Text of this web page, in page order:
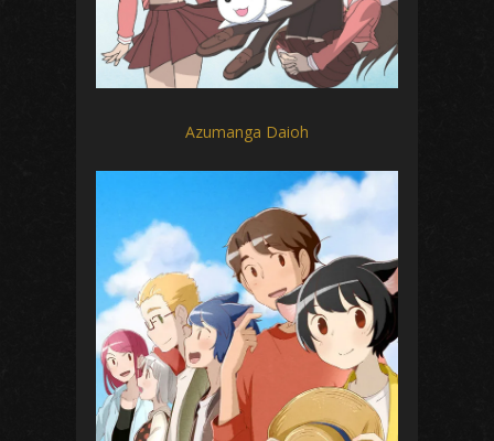
Azumanga Daioh